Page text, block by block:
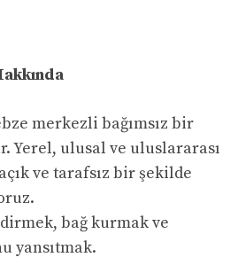
merkezli bağımsız bir
Yerel, ulusal ve uluslararası
ve tarafsız bir şekilde
bağ kurmak ve
yansıtmak.